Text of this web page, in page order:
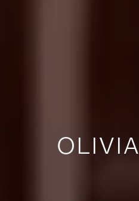
OLIVIA